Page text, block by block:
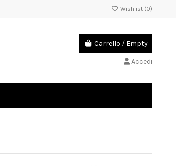
Wishlist (0)
Carrello / Empty
Accedi